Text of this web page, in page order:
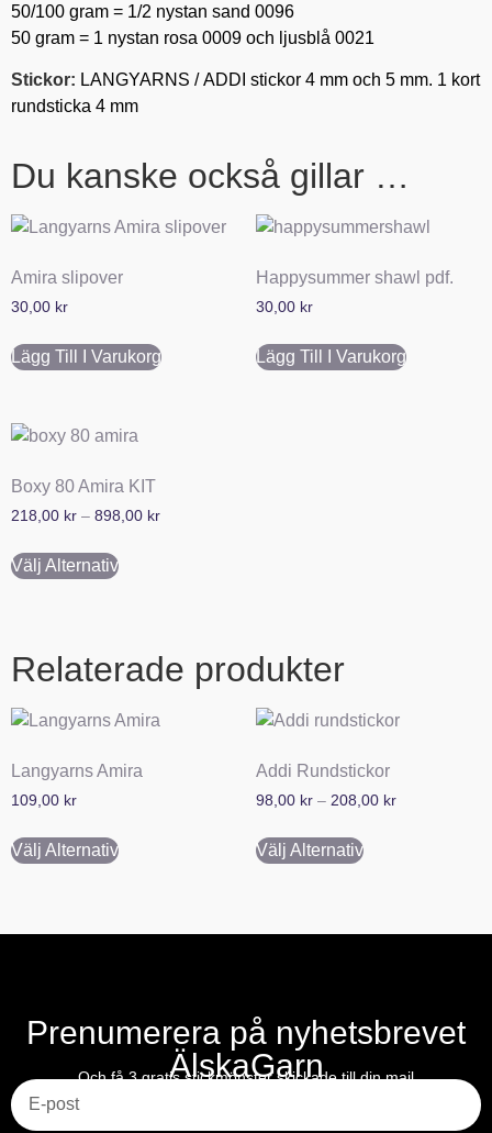
50/100 gram = 1/2 nystan sand 0096
50 gram = 1 nystan rosa 0009 och ljusblå 0021
Stickor: LANGYARNS / ADDI stickor 4 mm och 5 mm. 1 kort
rundsticka 4 mm
Du kanske också gillar …
Amira slipover
30,00 kr
Lägg Till I Varukorg
Happysummer shawl pdf.
30,00 kr
Lägg Till I Varukorg
Boxy 80 Amira KIT
218,00 kr – 898,00 kr
Välj Alternativ
Relaterade produkter
Langyarns Amira
109,00 kr
Välj Alternativ
Addi Rundstickor
98,00 kr – 208,00 kr
Välj Alternativ
Prenumerera på nyhetsbrevet
ÄlskaGarn
Och få 3 gratis stickmönster skickade till din mail